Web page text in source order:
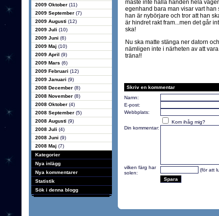
2009 Oktober (11)
2009 September (7)
2009 Augusti (12)
2009 Juli (10)
2009 Juni (6)
2009 Maj (10)
2009 April (9)
2009 Mars (6)
2009 Februari (12)
2009 Januari (9)
2008 December (8)
2008 November (8)
2008 Oktober (4)
2008 September (5)
2008 Augusti (9)
2008 Juli (4)
2008 Juni (9)
2008 Maj (7)
Kategorier
Nya inlägg
Nya kommentarer
Statistik
Sök i denna blogg
måste inte hålla handen hela
egenhand bara man visar vart han
han är nybörjare och tror att han
är hindret rakt fram...men det går
ska!
Nu ska matte stänga ner datorn
nämligen inte i närheten av att
träna!!
Skriv en kommentar
Namn:
E-post:
Webbplats:
Kom ihåg mig?
Din kommentar:
vilken färg har
solen:
(för att